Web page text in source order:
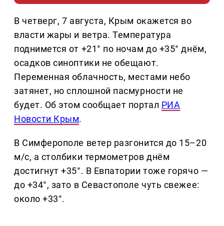
В четверг, 7 августа, Крым окажется во
власти жары и ветра. Температура
поднимется от +21° по ночам до +35° днём,
осадков синоптики не обещают.
Переменная облачность, местами небо
затянет, но сплошной пасмурности не
будет. Об этом сообщает портал РИА
Новости Крым.
В Симферополе ветер разгонится до 15–20
м/с, а столбики термометров днём
достигнут +35°. В Евпатории тоже горячо —
до +34°, зато в Севастополе чуть свежее:
около +33°.